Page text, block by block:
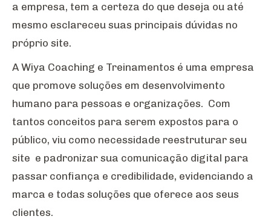
a empresa, tem a certeza do que deseja ou até
mesmo esclareceu suas principais dúvidas no
próprio site.
A Wiya Coaching e Treinamentos é uma empresa
que promove soluções em desenvolvimento
humano para pessoas e organizações. Com
tantos conceitos para serem expostos para o
público, viu como necessidade reestruturar seu
site e padronizar sua comunicação digital para
passar confiança e credibilidade, evidenciando a
marca e todas soluções que oferece aos seus
clientes.